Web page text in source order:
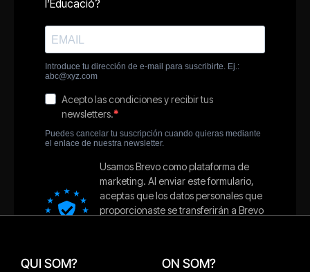
QUI SOM? ON SOM?